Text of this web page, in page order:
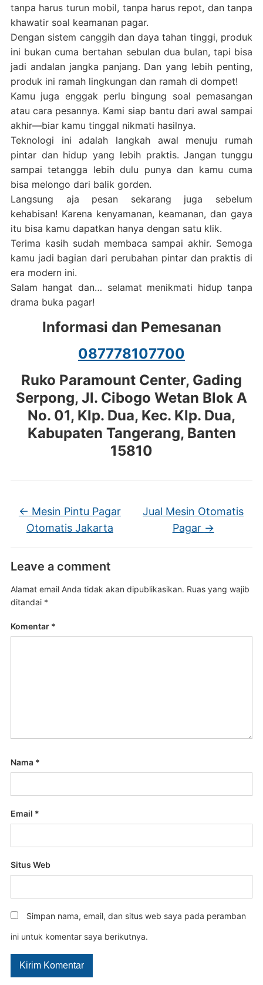
tanpa harus turun mobil, tanpa harus repot, dan tanpa
khawatir soal keamanan pagar.
Dengan sistem canggih dan daya tahan tinggi, produk
ini bukan cuma bertahan sebulan dua bulan, tapi bisa
jadi andalan jangka panjang. Dan yang lebih penting,
produk ini ramah lingkungan dan ramah di dompet!
Kamu juga enggak perlu bingung soal pemasangan
atau cara pesannya. Kami siap bantu dari awal sampai
akhir—biar kamu tinggal nikmati hasilnya.
Teknologi ini adalah langkah awal menuju rumah
pintar dan hidup yang lebih praktis. Jangan tunggu
sampai tetangga lebih dulu punya dan kamu cuma
bisa melongo dari balik gorden.
Langsung aja pesan sekarang juga sebelum
kehabisan! Karena kenyamanan, keamanan, dan gaya
itu bisa kamu dapatkan hanya dengan satu klik.
Terima kasih sudah membaca sampai akhir. Semoga
kamu jadi bagian dari perubahan pintar dan praktis di
era modern ini.
Salam hangat dan… selamat menikmati hidup tanpa
drama buka pagar!
Informasi dan Pemesanan
087778107700
Ruko Paramount Center, Gading
Serpong, Jl. Cibogo Wetan Blok A
No. 01, Klp. Dua, Kec. Klp. Dua,
Kabupaten Tangerang, Banten
15810
← Mesin Pintu Pagar
Otomatis Jakarta
Jual Mesin Otomatis
Pagar →
Leave a comment
Alamat email Anda tidak akan dipublikasikan. Ruas yang wajib
ditandai *
Komentar *
Nama *
Email *
Situs Web
Simpan nama, email, dan situs web saya pada peramban
ini untuk komentar saya berikutnya.